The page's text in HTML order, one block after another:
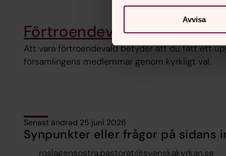
Avvisa
Förtroendevalda
Att vara förtroendevald betyder att du fått ett
församlingens medlemmar genom kyrkligt val.
Senast ändrad 25 juni 2026
Synpunkter eller frågor på sidans
roslagensostra.pastorat@svenskakyrkan.se